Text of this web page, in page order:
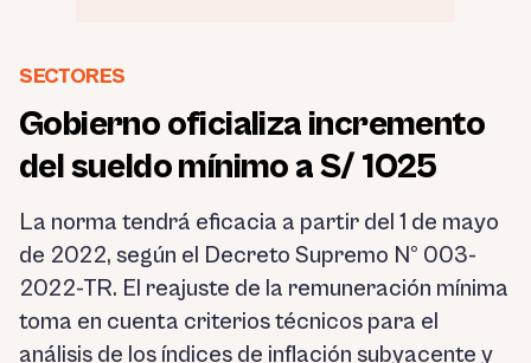
SECTORES
Gobierno oficializa incremento
del sueldo mínimo a S/ 1025
La norma tendrá eficacia a partir del 1 de mayo
de 2022, según el Decreto Supremo Nº 003-
2022-TR. El reajuste de la remuneración mínima
toma en cuenta criterios técnicos para el
análisis de los índices de inflación subyacente y